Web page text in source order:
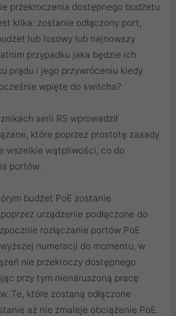
przekroczenia dostępnego budżetu
kilka: zostanie odłączony port,
lub losowy lub najnowszy
przypadku jaka będzie ich
prądu i jego przywróceniu kiedy
wpięte do switcha?
serii RS wprowadził
które poprzez prostotę zasady
wszelkie wątpliwości, co do
portów.
budżet PoE zostanie
urządzenie podłączone do
rozłączanie portów PoE
numeracji do momentu, w
nie przekroczy dostępnego
przy tym nienaruszoną pracę
Te, które zostaną odłączone
aż nie zmaleje obciążenie PoE.